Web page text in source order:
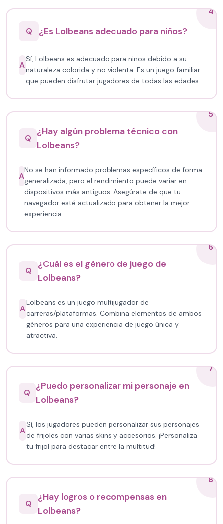
4
Q
¿Es Lolbeans adecuado para niños?
A
Sí, Lolbeans es adecuado para niños debido a su
naturaleza colorida y no violenta. Es un juego familiar
que pueden disfrutar jugadores de todas las edades.
5
Q
¿Hay algún problema técnico con
Lolbeans?
A
No se han informado problemas específicos de forma
generalizada, pero el rendimiento puede variar en
dispositivos más antiguos. Asegúrate de que tu
navegador esté actualizado para obtener la mejor
experiencia.
6
Q
¿Cuál es el género de juego de
Lolbeans?
A
Lolbeans es un juego multijugador de
carreras/plataformas. Combina elementos de ambos
géneros para una experiencia de juego única y
atractiva.
7
Q
¿Puedo personalizar mi personaje en
Lolbeans?
A
Sí, los jugadores pueden personalizar sus personajes
de frijoles con varias skins y accesorios. ¡Personaliza
tu frijol para destacar entre la multitud!
8
Q
¿Hay logros o recompensas en
Lolbeans?